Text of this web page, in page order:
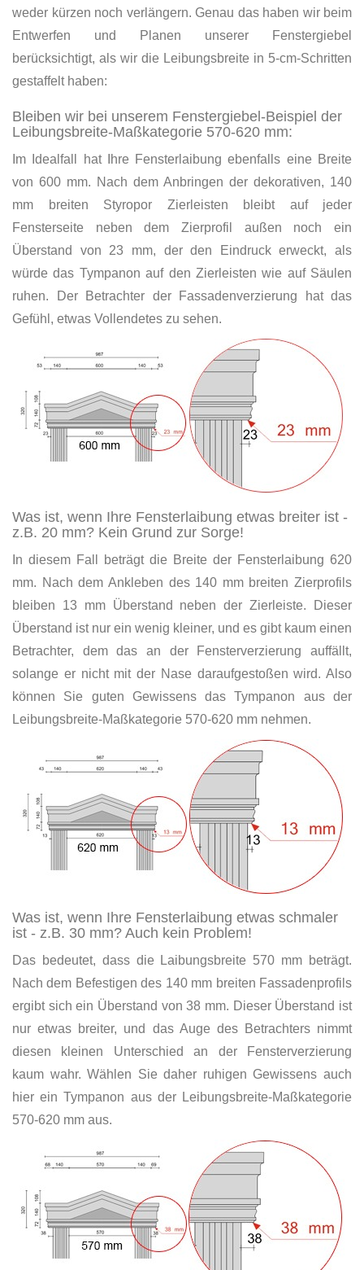
weder kürzen noch verlängern. Genau das haben wir beim
Entwerfen und Planen unserer Fenstergiebel
berücksichtigt, als wir die Leibungsbreite in 5-cm-Schritten
gestaffelt haben:
Bleiben wir bei unserem Fenstergiebel-Beispiel der
Leibungsbreite-Maßkategorie 570-620 mm:
Im Idealfall hat Ihre Fensterlaibung ebenfalls eine Breite
von 600 mm. Nach dem Anbringen der dekorativen, 140
mm breiten Styropor Zierleisten bleibt auf jeder
Fensterseite neben dem Zierprofil außen noch ein
Überstand von 23 mm, der den Eindruck erweckt, als
würde das Tympanon auf den Zierleisten wie auf Säulen
ruhen. Der Betrachter der Fassadenverzierung hat das
Gefühl, etwas Vollendetes zu sehen.
Was ist, wenn Ihre Fensterlaibung etwas breiter ist -
z.B. 20 mm? Kein Grund zur Sorge!
In diesem Fall beträgt die Breite der Fensterlaibung 620
mm. Nach dem Ankleben des 140 mm breiten Zierprofils
bleiben 13 mm Überstand neben der Zierleiste. Dieser
Überstand ist nur ein wenig kleiner, und es gibt kaum einen
Betrachter, dem das an der Fensterverzierung auffällt,
solange er nicht mit der Nase daraufgestoßen wird. Also
können Sie guten Gewissens das Tympanon aus der
Leibungsbreite-Maßkategorie 570-620 mm nehmen.
Was ist, wenn Ihre Fensterlaibung etwas schmaler
ist - z.B. 30 mm? Auch kein Problem!
Das bedeutet, dass die Laibungsbreite 570 mm beträgt.
Nach dem Befestigen des 140 mm breiten Fassadenprofils
ergibt sich ein Überstand von 38 mm. Dieser Überstand ist
nur etwas breiter, und das Auge des Betrachters nimmt
diesen kleinen Unterschied an der Fensterverzierung
kaum wahr. Wählen Sie daher ruhigen Gewissens auch
hier ein Tympanon aus der Leibungsbreite-Maßkategorie
570-620 mm aus.